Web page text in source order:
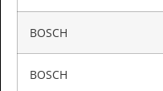
BOSCH
BOSCH